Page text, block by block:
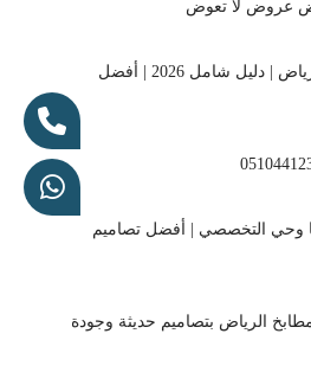
عروض لا تعوض
تفصيل مطابخ الرمال الرياض | دليل شامل 2026 | أفضل
وحي التخصصي | أفضل تصاميم
الرياض بتصاميم حديثة وجودة